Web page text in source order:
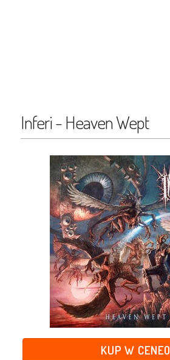
Inferi - Heaven Wept
KUP W CENEO